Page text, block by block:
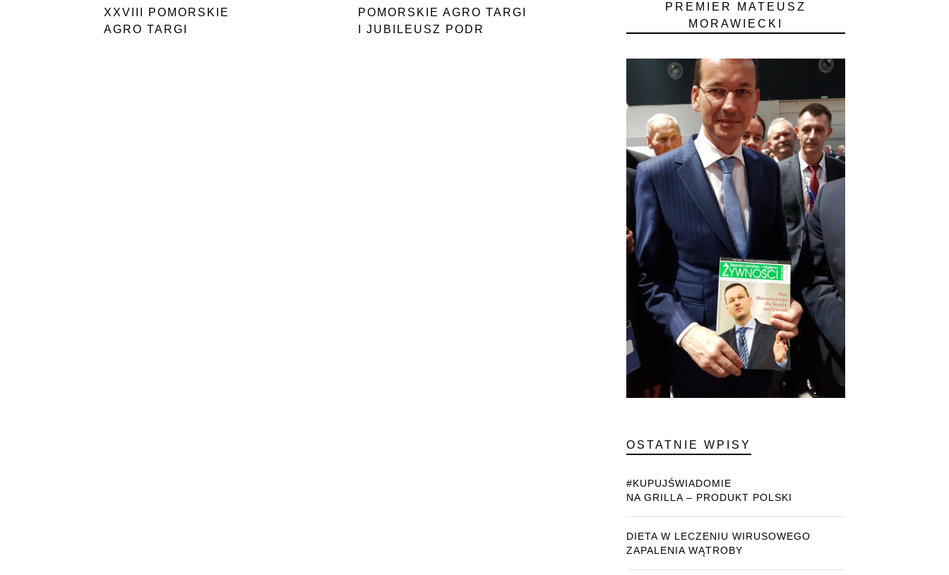
XXVIII POMORSKIE
AGRO TARGI
POMORSKIE AGRO TARGI
I JUBILEUSZ PODR
PREMIER MATEUSZ
MORAWIECKI
OSTATNIE WPISY
#KUPUJŚWIADOMIE
NA GRILLA – PRODUKT POLSKI
DIETA W LECZENIU WIRUSOWEGO
ZAPALENIA WĄTROBY